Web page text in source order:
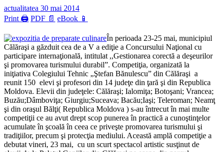
actualitatea 30 mai 2014
Print 🖨 PDF 📄 eBook 📱
În perioada 23-25 mai, municipiul
Călăraşi a găzduit cea de a V a ediţie a Concursului Naţional cu
participare internaţională, intitulat ,,Gestionarea corectă a deşeurilor
şi promovarea turismului durabil”. Competiţia, organizată la
iniţiativa Colegiului Tehnic „Ştefan Bănulescu” din Călăraşi a
reunit 150 elevi şi profesori din 14 judeţe din ţară şi din Republica
Moldova. Elevii din judeţele: Călăraşi; Ialomiţa; Botoşani; Vrancea;
Buzău;Dâmboviţa; Giurgiu;Suceava; Bacău;Iaşi; Teleroman; Neamţ
şi din oraşul Bălţi( Republica Moldova ) s-au întrecut în mai multe
competiţii ce au avut drept scop punerea în practică a cunoştinţelor
acumulate în şcoală în ceea ce priveşte promovarea turismului şi
tradiţiilor, precum şi protecţia mediului. Această amplă competiţie a
debutat vineri, 23 mai, cu un scurt spectacol artistic susţinut de